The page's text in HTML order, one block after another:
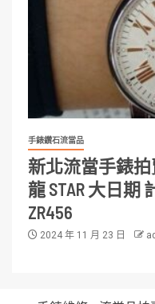
手錶鑽石流當品
新北流當手錶拍
龍 STAR 大日期
ZR456
2024 年 11 月 23 日